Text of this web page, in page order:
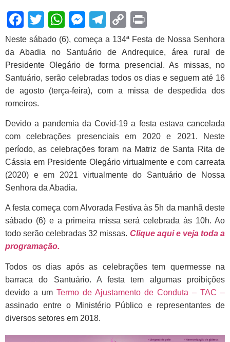
Facebook
Twitter
WhatsApp
Messenger
Telegram
Copy
Link
Neste sábado (6), começa a 134ª Festa de Nossa Senhora
da Abadia no Santuário de Andrequice, área rural de
Presidente Olegário de forma presencial. As missas, no
Santuário, serão celebradas todos os dias e seguem até 16
de agosto (terça-feira), com a missa de despedida dos
romeiros.
Devido a pandemia da Covid-19 a festa estava cancelada
com celebrações presenciais em 2020 e 2021. Neste
período, as celebrações foram na Matriz de Santa Rita de
Cássia em Presidente Olegário virtualmente e com carreata
(2020) e em 2021 virtualmente do Santuário de Nossa
Senhora da Abadia.
A festa começa com Alvorada Festiva às 5h da manhã deste
sábado (6) e a primeira missa será celebrada às 10h. Ao
todo serão celebradas 32 missas. Clique aqui e veja toda a
programação.
Todos os dias após as celebrações tem quermesse na
barraca do Santuário. A festa tem algumas proibições
devido a um Termo de Ajustamento de Conduta – TAC –
assinado entre o Ministério Público e representantes de
diversos setores em 2018.